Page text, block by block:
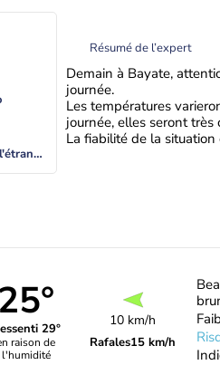
Actualités Météo à l'étranger
Résumé de l’expert
Demain à Bayate,
journée.
Les températures
journée, elles seront très
La fiabilité de la situation
25°
29°
raison de
l'humidité
10 km/h
Rafales15 km/h